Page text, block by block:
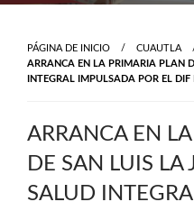
PÁGINA DE INICIO
CUAUTLA
ARRANCA EN LA PRIMARIA PLAN
INTEGRAL IMPULSADA POR EL
ARRANCA EN
DE SAN LUIS LA
SALUD